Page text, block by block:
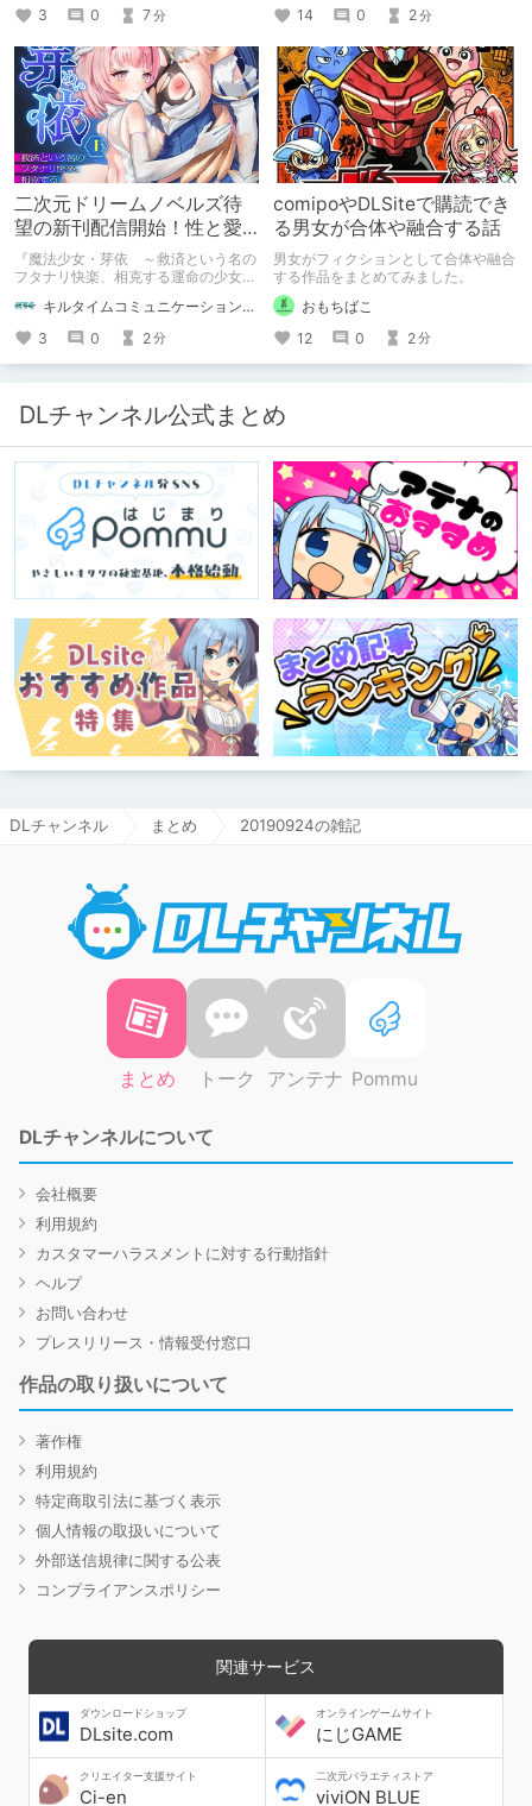
3
0 7分
14
0 2分
二次元ドリームノベルズ待
望の新刊配信開始！性と愛
が渦巻く、ファンタジー官
能小説開幕！
『魔法少女・芽依 ～救済という名の
フタナリ快楽、相克する運命の少女た
ト：鳩春 一気に上・下巻が同時配
信！
キルタイムコミュニケーション（KTC）の作品を一人でも多くの人に知ってほしい人
3
0 2分
comipoやDLSiteで購読でき
る男女が合体や融合する話
男女がフィクションとして合体や融合
する作品をまとめてみました。
おもちばこ
12
0 2分
DLチャンネル公式まとめ
DLチャンネル まとめ 20190924の雑記
まとめ トーク アンテナ Pommu
DLチャンネルについて
会社概要
利用規約
カスタマーハラスメントに対する行動指針
ヘルプ
お問い合わせ
プレスリリース・情報受付窓口
作品の取り扱いについて
著作権
利用規約
特定商取引法に基づく表示
個人情報の取扱いについて
外部送信規律に関する公表
コンプライアンスポリシー
関連サービス
ダウンロードショップ
DLsite.com
オンラインゲームサイト
にじGAME
クリエイター支援サイト
Ci-en
二次元バラエティストア
viviON BLUE